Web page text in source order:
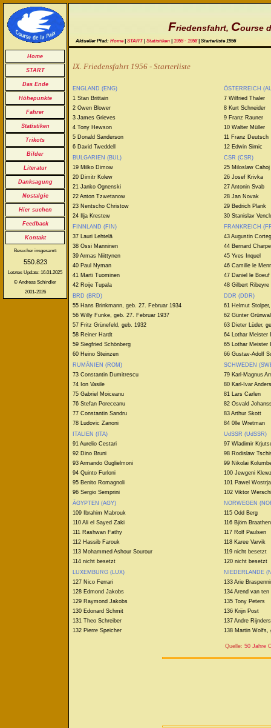
Friedensfahrt, Course
Home
START
Das Ende
Höhepunkte
Fahrer
Statistiken
Trikots
Bilder
Literatur
Danksagung
Nostalgie
Hier suchen
Feedback
Kontakt
Besucher insgesamt:
550.823
Letztes Update: 16.01.2025
© Andreas Schindler
2001-2026
Aktueller Pfad: Home| START| Statistiken 1955 - 1958| Starterliste 1956
IX. Friedensfahrt 1956 - Starterliste
ENGLAND (ENG)
1 Stan Brittain
2 Owen Blower
3 James Grieves
4 Tony Hewson
5 Donald Sanderson
6 David Tweddell
ÖSTERREICH
7 Wilfried Thaler
8 Kurt Schneider
9 Franz Rauner
10 Walter Müller
11 Franz Deutsch
12 Edwin Simic
BULGARIEN (BUL)
19 Milko Dimow
20 Dimitr Kolew
21 Janko Ognenski
22 Anton Tzwetanow
23 Nentscho Christow
24 Ilja Krestew
CSR (CSR)
25 Miloslaw Cahoj
26 Josef Krivka
27 Antonin Svab
28 Jan Novak
29 Bedrich Plank
30 Stanislav
FINNLAND (FIN)
37 Lauri Lehtelä
38 Ossi Manninen
39 Armas Niittynen
40 Paul Nyman
41 Marti Tuominen
42 Roije Tupala
FRANKREICH
43 Augustin
44 Bernard
45 Yves Inquel
46 Camille le
47 Daniel le Boeuf
48 Gilbert Ribeyre
BRD (BRD)
55 Hans Brinkmann, geb. 27. Februar 1934
56 Willy Funke, geb. 27. Februar 1937
57 Fritz Grünefeld, geb. 1932
58 Reiner Hardt
59 Siegfried Schönberg
60 Heino Steinzen
DDR (DDR)
61 Helmut
62 Günter
63 Dieter Lüder,
64 Lothar Meister
65 Lothar Meister
66 Gustav-Adolf
RUMÄNIEN (ROM)
73 Constantin Dumitrescu
74 Ion Vasile
75 Gabriel Moiceanu
76 Stefan Poreceanu
77 Constantin Sandru
78 Ludovic Zanoni
SCHWEDEN
79 Karl-Magnus
80 Karl-Ivar
81 Lars Carlen
82 Osvald
83 Arthur Skott
84 0lle Wretman
ITALIEN (ITA)
91 Aurelio Cestari
92 Dino Bruni
93 Armando Guglielmoni
94 Quinto Furloni
95 Benito Romagnoli
96 Sergio Semprini
UdSSR (UdSSR)
97 Wladimir
98 Rodislaw
99 Nikolai
100 Jewgeni
101 Pawel
102 Viktor
ÄGYPTEN (AGY)
109 Ibrahim Mabrouk
110 Ali el Sayed Zaki
111 Rashwan Fathy
112 Hassib Farouk
113 Mohammed Ashour Sourour
114 nicht besetzt
NORWEGEN
115 Odd Berg
116 Björn Braathen
117 Rolf Paulsen
118 Karee Varvik
119 nicht besetzt
120 nicht besetzt
LUXEMBURG (LUX)
127 Nico Ferrari
128 Edmond Jakobs
129 Raymond Jakobs
130 Edonard Schmit
131 Theo Schreiber
132 Pierre Speicher
NIEDERLANDE
133 Arie
134 Arend van
135 Tony Peters
136 Krijn Post
137 Andre Rijnders
138 Martin Wolfs,
Quelle: 50 Jahre